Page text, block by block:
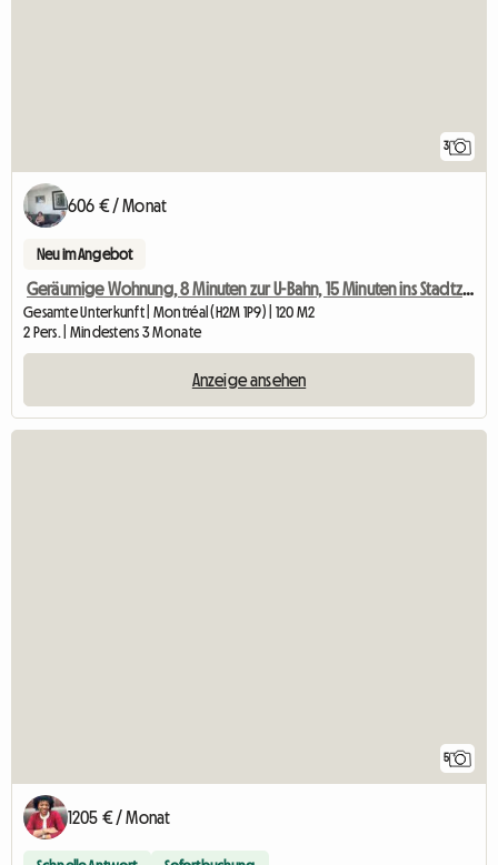
3
606 € / Monat
Neu im Angebot
Geräumige Wohnung, 8 Minuten zur U-Bahn, 15 Minuten ins Stadtzentrum
Gesamte Unterkunft | Montréal (H2M 1P9) | 120 M2
2 Pers. | Mindestens 3 Monate
Anzeige ansehen
5
1205 € / Monat